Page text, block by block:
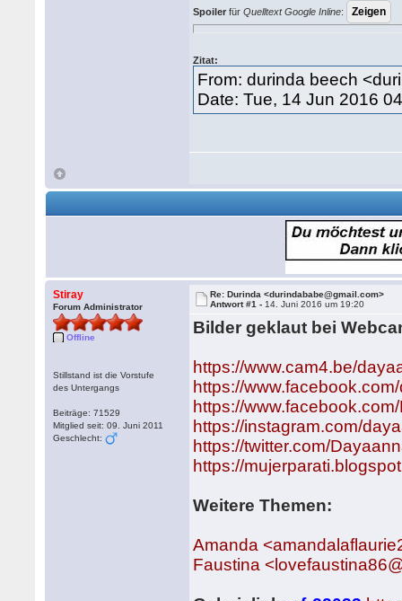
Spoiler fürQuelltext Google Inline:
Zitat:
From: durinda beech
Date: Tue, 14 Jun 2016
Stiray
Forum Administrator
Offline
Stillstand ist die Vorstufe
des Untergangs
Beiträge: 71529
Mitglied seit: 09. Juni 2011
Geschlecht:
Re: Durinda <durindababe@gmail.com>
Antwort #1 - 14. Juni 2016 um 19:20
Bilder geklaut bei
https://www.cam4.be/
https://
https://
https://instagram.com/
https://twitter.com/
https://
Weitere Themen:
Amanda
Faustina